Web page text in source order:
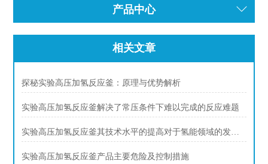
产品中心
相关文章
探秘实验高压加氢反应釜：原理与优势解析
实验高压加氢反应釜解决了常压条件下难以完成的反应难题
实验高压加氢反应釜其技术水平的提高对于氢能领域的发展具有重要意义
实验高压加氢反应釜产品主要危险及控制措施